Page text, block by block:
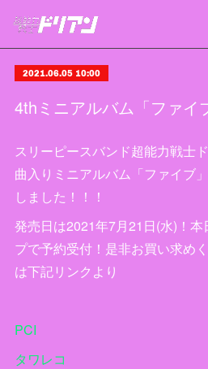
2021.06.05 10:00
4thミニアルバム「ファイ
スリーピースバンド超能力戦士
曲入りミニアルバム「ファイブ
しました！！！
発売日は2021年7月21日(水)！
プで予約受付！是非お買い求め
は下記リンクより
PCI
タワレコ